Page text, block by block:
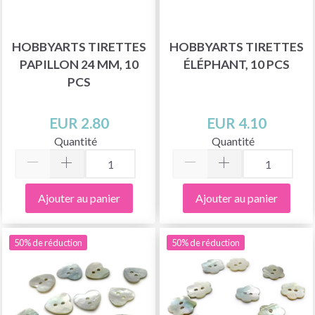
HOBBYARTS TIRETTES
PAPILLON 24 MM, 10
PCS
EUR 2.80
Quantité
Ajouter au panier
HOBBYARTS TIRETTES
ÉLÉPHANT, 10 PCS
EUR 4.10
Quantité
Ajouter au panier
50% de réduction 50% de réduction